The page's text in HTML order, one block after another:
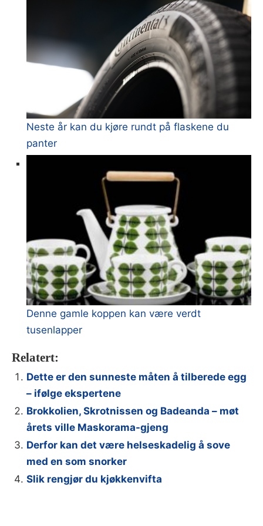
Neste år kan du kjøre rundt på flaskene du
panter
Denne gamle koppen kan være verdt
tusenlapper
Relatert:
Dette er den sunneste måten å tilberede egg
– ifølge ekspertene
Brokkolien, Skrotnissen og Badeanda – møt
årets ville Maskorama-gjeng
Derfor kan det være helseskadelig å sove
med en som snorker
Slik rengjør du kjøkkenvifta